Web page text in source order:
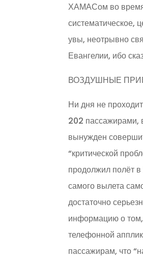
ХАМАСом во время
систематическое,
увы, неотрывно
Евангелии, ибо
ВОЗДУШНЫЕ
Ни дня не
202
вынужден
“критической
продолжил полёт
самого вылета
достаточно
информацию о том,
телефонной
пассажирам, что